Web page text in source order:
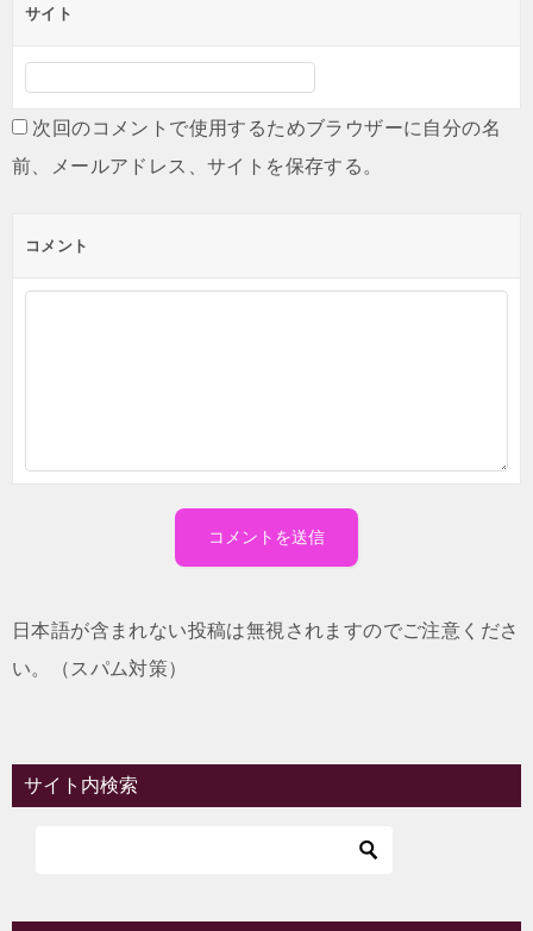
サイト
次回のコメントで使用するためブラウザーに自分の名
前、メールアドレス、サイトを保存する。
コメント
日本語が含まれない投稿は無視されますのでご注意くださ
い。（スパム対策）
サイト内検索